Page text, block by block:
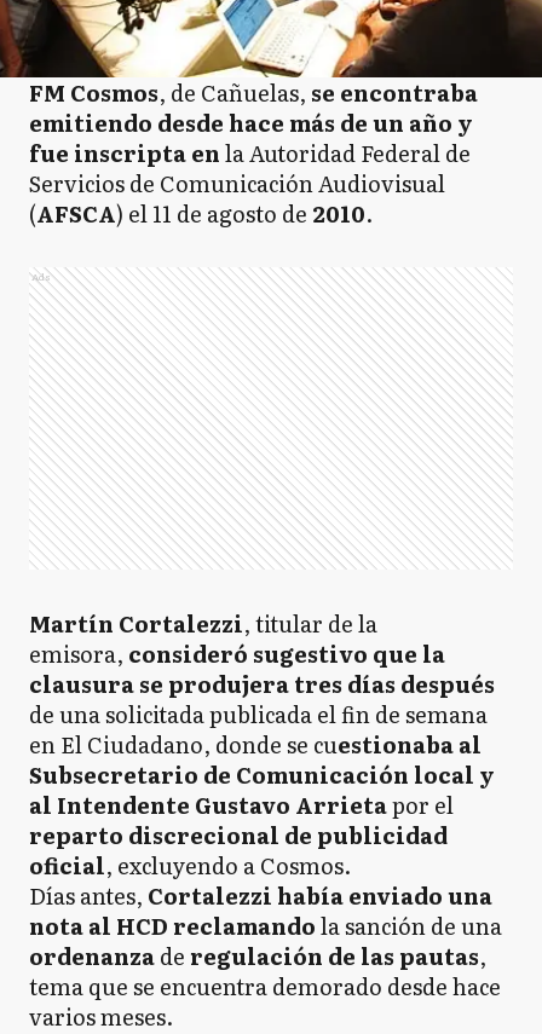
FM Cosmos, de Cañuelas, se encontraba
emitiendo desde hace más de un año y
fue inscripta enla Autoridad Federal de
Servicios de Comunicación Audiovisual
(AFSCA) el 11 de agosto de 2010.
Ads
Martín Cortalezzi, titular de la
emisora, consideró sugestivo que la
clausura se produjera tres días después
de una solicitada publicada el fin de semana
en El Ciudadano, donde se cuestionaba al
Subsecretario de Comunicación local y
al Intendente Gustavo Arrietapor el
reparto discrecional de publicidad
oficial, excluyendo a Cosmos.
Días antes, Cortalezzi había enviado una
nota al HCD reclamandola sanción de una
ordenanzade regulación de las pautas,
tema que se encuentra demorado desde hace
varios meses.